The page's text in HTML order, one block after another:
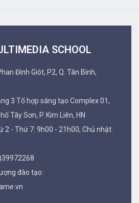
SCHOOL
Đình Giót, P2, Q. Tân Bình,
3 Tổ hợp sáng tạo Complex 01,
Tây Sơn, P. Kim Liên, HN
2 - Thứ 7: 9h00 - 21h00, Chủ nhật:
đào tạo: